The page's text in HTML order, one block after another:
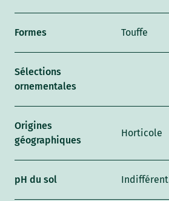
Formes Touffe
Sélections
ornementales
Origines
géographiques
Horticole
pH du sol Indifférent